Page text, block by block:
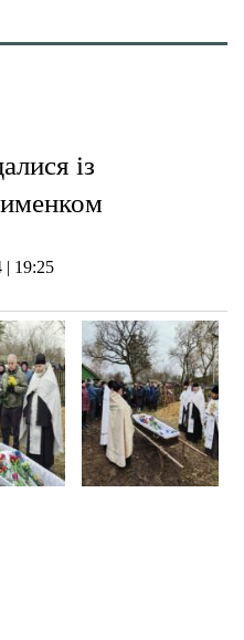
із
| 19:25